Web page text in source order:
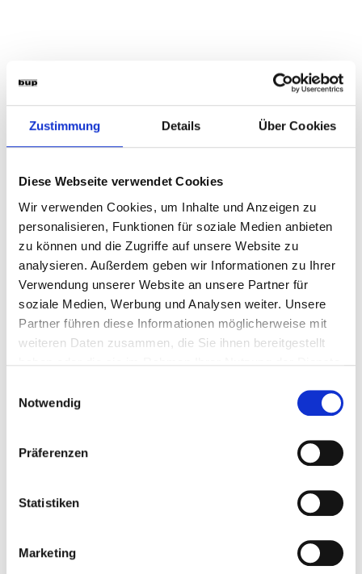
Zustimmung Details Über Cookies
Diese Webseite verwendet Cookies
Wir verwenden Cookies, um Inhalte und Anzeigen zu
personalisieren, Funktionen für soziale Medien anbieten
zu können und die Zugriffe auf unsere Website zu
analysieren. Außerdem geben wir Informationen zu Ihrer
Verwendung unserer Website an unsere Partner für
soziale Medien, Werbung und Analysen weiter. Unsere
Partner führen diese Informationen möglicherweise mit
weiteren Daten zusammen, die Sie ihnen bereitgestellt
Notwendig
Präferenzen
Statistiken
Marketing